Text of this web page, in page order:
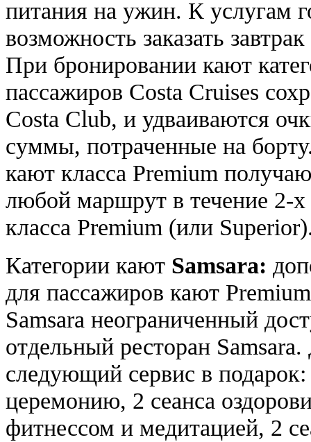
питания на ужин. К услугам
возможность заказать
При бронировании кают
пассажиров Costa Cruises
Costa Club, и удваиваются
суммы, потраченные на
кают класса Premium
любой маршрут в течение 2-
класса Premium (или
Категории кают Samsara:
для пассажиров кают
Samsara неограниченный
отдельный ресторан
следующий сервис в
церемонию, 2 сеанса
фитнессом и медитацией, 2